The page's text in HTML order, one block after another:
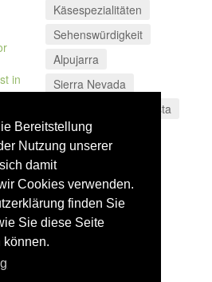
Bereitstellung
Nutzung unserer
damit
Cookies verwenden.
finden Sie
Sie diese Seite
können.
in
Käsespezialitäten
Sehenswürdigkeit
Alpujarra
Sierra Nevada
Fiesta